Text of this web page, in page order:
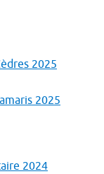
2025
2025
2024